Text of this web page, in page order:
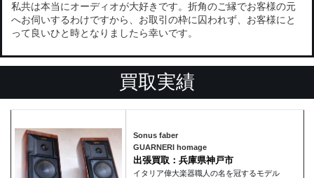
私共は本当にオーディオが大好きです。折角のご縁でお客様の元
へお伺いするわけですから、お取引の枠に囚われず、お客様にと
って良いひと時となりましたら幸いです。
買取実績
Sonus faber
GUARNERI homage
出張買取：兵庫県神戸市
イタリア偉大楽器職人の名を冠するモデル